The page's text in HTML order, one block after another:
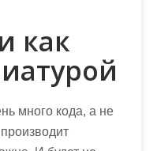
как
много кода, а не